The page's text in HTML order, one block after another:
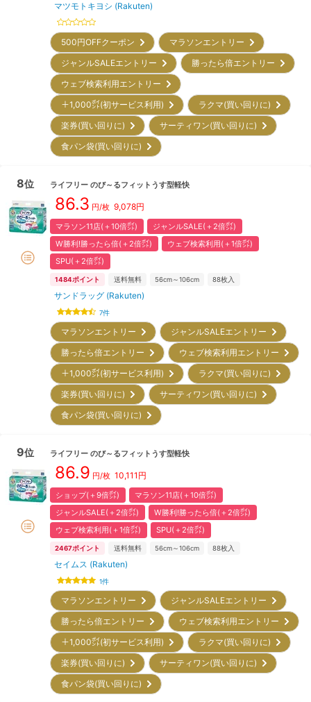
マツモトキヨシ (Rakuten)
500円OFFクーポン
マラソンエントリー
ジャンルSALEエントリー
勝ったら倍エントリー
ウェブ検索利用エントリー
＋1,000㌽(初サービス利用)
ラクマ(買い回りに)
楽券(買い回りに)
サーティワン(買い回りに)
食パン袋(買い回りに)
8位 ライフリー のび～るフィットうす型軽快
86.3 円/枚 9,078円
マラソン11店(＋10倍㌽)
ジャンルSALE(＋2倍㌽)
W勝利!勝ったら倍(＋2倍㌽)
ウェブ検索利用(＋1倍㌽)
SPU(＋2倍㌽)
1484ポイント 送料無料 56cm～106cm 88枚入
サンドラッグ (Rakuten)
7件
マラソンエントリー
ジャンルSALEエントリー
勝ったら倍エントリー
ウェブ検索利用エントリー
＋1,000㌽(初サービス利用)
ラクマ(買い回りに)
楽券(買い回りに)
サーティワン(買い回りに)
食パン袋(買い回りに)
9位 ライフリー のび～るフィットうす型軽快
86.9 円/枚 10,111 円
ショップ(＋9倍㌽)
マラソン11店(＋10倍㌽)
ジャンルSALE(＋2倍㌽)
W勝利!勝ったら倍(＋2倍㌽)
ウェブ検索利用(＋1倍㌽)
SPU(＋2倍㌽)
2467ポイント 送料無料 56cm～106cm 88枚入
セイムス (Rakuten)
1件
マラソンエントリー
ジャンルSALEエントリー
勝ったら倍エントリー
ウェブ検索利用エントリー
＋1,000㌽(初サービス利用)
ラクマ(買い回りに)
楽券(買い回りに)
サーティワン(買い回りに)
食パン袋(買い回りに)